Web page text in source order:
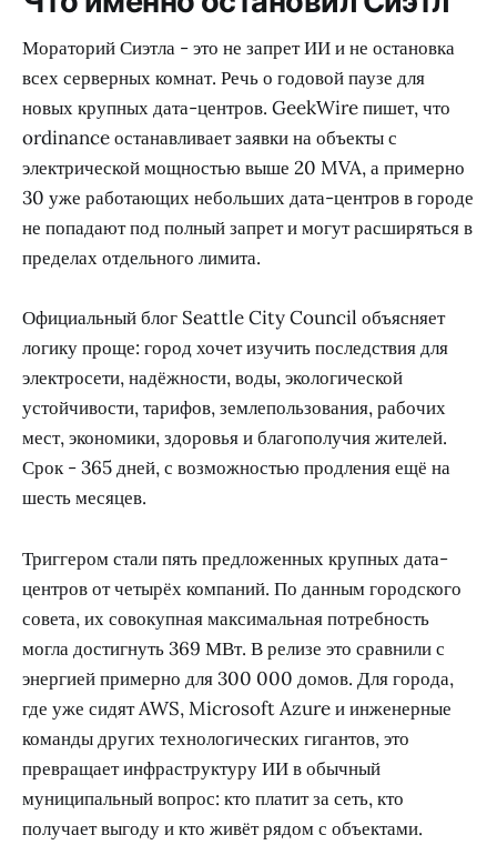
Мораторий Сиэтла - это не запрет ИИ и не остановка
всех серверных комнат. Речь о годовой паузе для
новых крупных дата-центров. GeekWire пишет, что
ordinance останавливает заявки на объекты с
электрической мощностью выше 20 MVA, а примерно
30 уже работающих небольших дата-центров в городе
не попадают под полный запрет и могут расширяться в
пределах отдельного лимита.
Официальный блог Seattle City Council объясняет
логику проще: город хочет изучить последствия для
электросети, надёжности, воды, экологической
устойчивости, тарифов, землепользования, рабочих
мест, экономики, здоровья и благополучия жителей.
Срок - 365 дней, с возможностью продления ещё на
шесть месяцев.
Триггером стали пять предложенных крупных дата-
центров от четырёх компаний. По данным городского
совета, их совокупная максимальная потребность
могла достигнуть 369 МВт. В релизе это сравнили с
энергией примерно для 300 000 домов. Для города,
где уже сидят AWS, Microsoft Azure и инженерные
команды других технологических гигантов, это
превращает инфраструктуру ИИ в обычный
муниципальный вопрос: кто платит за сеть, кто
получает выгоду и кто живёт рядом с объектами.